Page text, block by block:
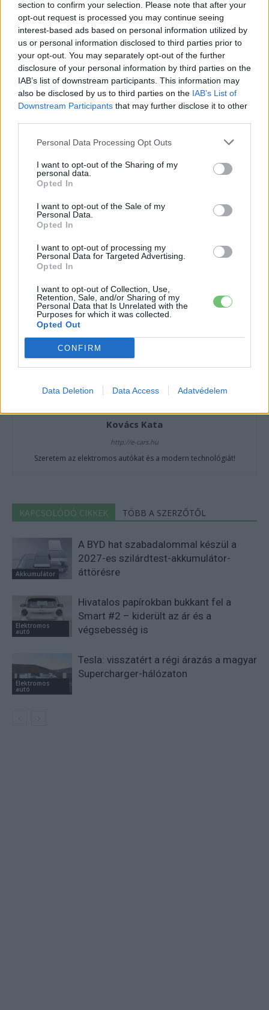
section to confirm your selection. Please note that after your
opt-out request is processed you may continue seeing
interest-based ads based on personal information utilized by
us or personal information disclosed to third parties prior to
your opt-out. You may separately opt-out of the further
disclosure of your personal information by third parties on the
IAB’s list of downstream participants. This information may
also be disclosed by us to third parties on the IAB’s List of
Downstream Participants that may further disclose it to other
Personal Data Processing Opt Outs
I want to opt-out of the Sharing of my
personal data.
Opted In
I want to opt-out of the Sale of my
Personal Data.
Opted In
I want to opt-out of processing my
Personal Data for Targeted Advertising.
Opted In
I want to opt-out of Collection, Use,
Retention, Sale, and/or Sharing of my
Personal Data that Is Unrelated with the
Purposes for which it was collected.
Opted Out
CONFIRM
Data Deletion Data Access Adatvédelem
utcaseprőktől a hulladékszállítókig –alternatív hajtásra
álljon át. Csupán avészhelyzeti tartalék
járművekmaradnak ki a programból.
Karlsruhe így példát mutat Németország többi
városának , hogy a városi közszolgáltatások is
lehetnekkörnyezetbarátok, csendesek és
tartalmakért!
CÍMKÉK e-mobilitás
Kovács Kata
http://e-cars.hu
Szeretem az elektromos autókat és a modern technológiát!
KAPCSOLÓDÓ CIKKEK TÖBB A SZERZŐTŐL
Akkumulátor
A BYD hat szabadalommal készül a
2027-es szilárdtest-akkumulátor-
áttörésre
Elektromos
autó
Hivatalos papírokban bukkant fel a
Smart #2 – kiderült az ár és a
végsebesség is
Elektromos
autó
Tesla: visszatért a régi árazás a magyar
Supercharger-hálózaton